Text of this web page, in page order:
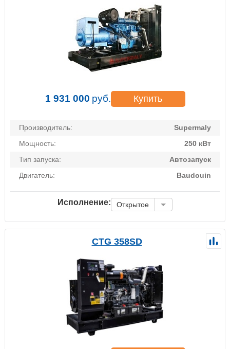
1 931 000 руб. Купить
Производитель:
Supermaly
Мощность:
250 кВт
Тип запуска:
Автозапуск
Двигатель:
Baudouin
Исполнение: Открытое
CTG 358SD